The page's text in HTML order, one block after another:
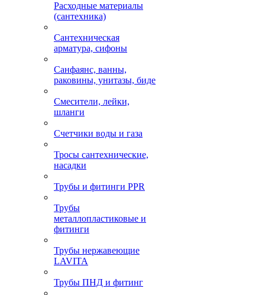
Расходные материалы
(сантехника)
Сантехническая
арматура, сифоны
Санфаянс, ванны,
раковины, унитазы, биде
Смесители, лейки,
шланги
Счетчики воды и газа
Тросы сантехнические,
насадки
Трубы и фитинги PPR
Трубы
металлопластиковые и
фитинги
Трубы нержавеющие
LAVITA
Трубы ПНД и фитинг